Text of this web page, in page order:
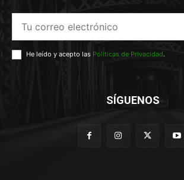
He leído y acepto las Políticas de Privacidad.
SÍGUENOS